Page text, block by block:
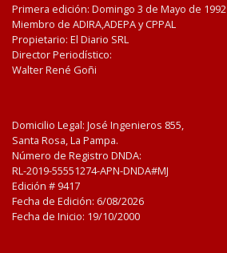
Primera edición: Domingo 3 de Mayo de 1992
Miembro de ADIRA,ADEPA y CPPAL
Propietario: El Diario SRL
Director Periodístico:
Walter René Goñi
Domicilio Legal: José Ingenieros 855,
Santa Rosa, La Pampa.
Número de Registro DNDA:
RL-2019-55551274-APN-DNDA#MJ
Edición # 9417
Fecha de Edición: 6/08/2026
Fecha de Inicio: 19/10/2000